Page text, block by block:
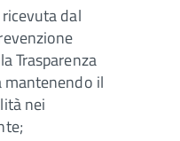
dal
Trasparenza
mantenendo il
nei